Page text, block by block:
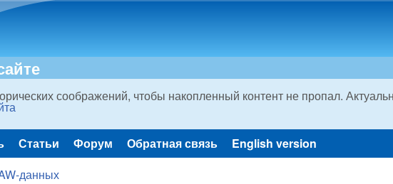
соображений, чтобы накопленный контент не пропал.
Статьи Форум Обратная связь English version
данных